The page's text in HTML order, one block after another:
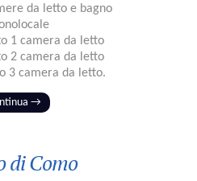
da letto e bagno
1 camera da letto
2 camera da letto
3 camera da letto.
→
di Como